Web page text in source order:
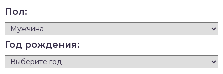
Пол:
Год рождения: